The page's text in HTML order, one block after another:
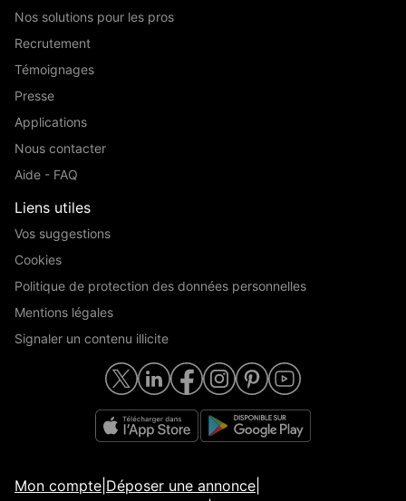
Nos solutions pour les pros
Recrutement
Témoignages
Presse
Applications
Nous contacter
Aide - FAQ
Liens utiles
Vos suggestions
Cookies
Politique de protection des données personnelles
Mentions légales
Signaler un contenu illicite
Mon compte Déposer une annonce